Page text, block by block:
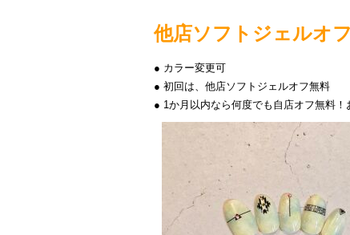
他店ソフトジェルオ
● カラー変更可
● 初回は、他店ソフトジェルオフ無料
● 1か月以内なら何度でも自店オフ無料